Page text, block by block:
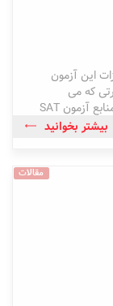
این آزمون
صورتی که می
خواهید در این آزمون شرکت کنید لازم است که منابع آزمون SAT
بیشتر بخوانید
مقالات